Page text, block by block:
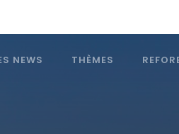
NEWS THÈMES